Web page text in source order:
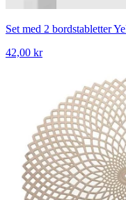
Set med 2 bordstabletter
42,00 kr